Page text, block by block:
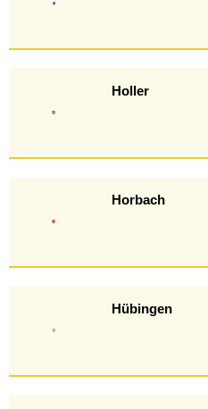
Holler
Horbach
Hübingen